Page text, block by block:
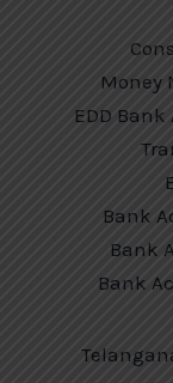
Money
EDD
Bank
Bank
Bank